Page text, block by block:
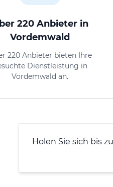
220 Anbieter in
Vordemwald
220 Anbieter bieten Ihre
Dienstleistung in
Vordemwald an.
Holen Sie sich bis zu